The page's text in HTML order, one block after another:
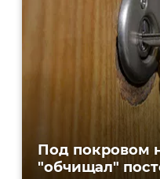
Под покровом
"обчищал"